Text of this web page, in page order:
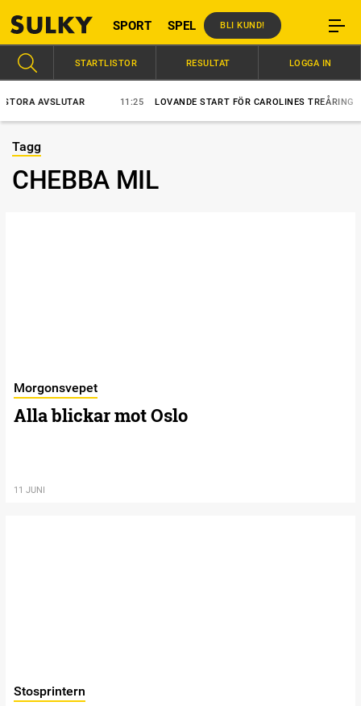
SPORT SPEL BLI KUND!
AVSLUTAR 11:25 LOVANDE START FÖR CAROLINES TREÅRING
STARTLISTOR RESULTAT LOGGA IN
Tagg
CHEBBA MIL
Morgonsvepet
Alla blickar mot Oslo
11 JUNI
Stosprintern